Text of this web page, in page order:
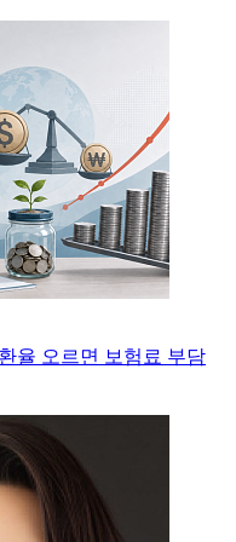
율 오르면 보험료 부담